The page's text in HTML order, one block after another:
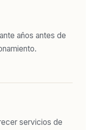
años antes de
servicios de